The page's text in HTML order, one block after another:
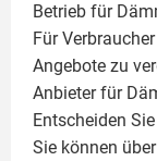
Betrieb für
Für
Angebote zu
Anbieter für
Entscheiden
Sie können